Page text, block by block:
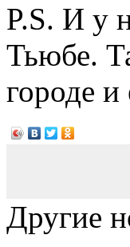
P.S. И у
Тьюбе.
городе
Другие